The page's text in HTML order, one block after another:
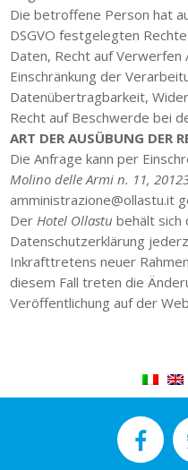
Die betroffene Person hat
DSGVO festgelegten
Daten, Recht auf
Einschränkung der
Datenübertragbarkeit,
Recht auf Beschwerde bei
ART DER AUSÜBUNG DER
Die Anfrage kann per
Molino delle Armi n. 11,
amministrazione@ollastu.it
Der Hotel Ollastu behält sich
Datenschutzerklärung
Inkrafttretens neuer
diesem Fall treten die
Veröffentlichung auf der